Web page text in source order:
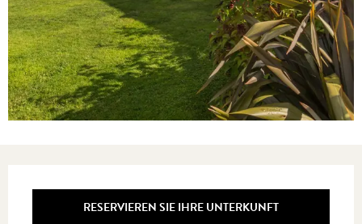
RESERVIEREN SIE IHRE UNTERKUNFT